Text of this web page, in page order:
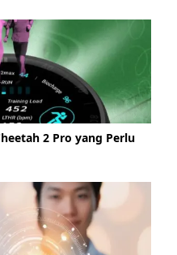
2 Pro yang Perlu